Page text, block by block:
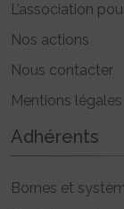
L’association
Nos actions
Nous contacter
Mentions légales
Adhérents
Bornes et